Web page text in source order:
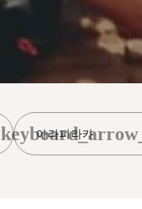
아라피라카